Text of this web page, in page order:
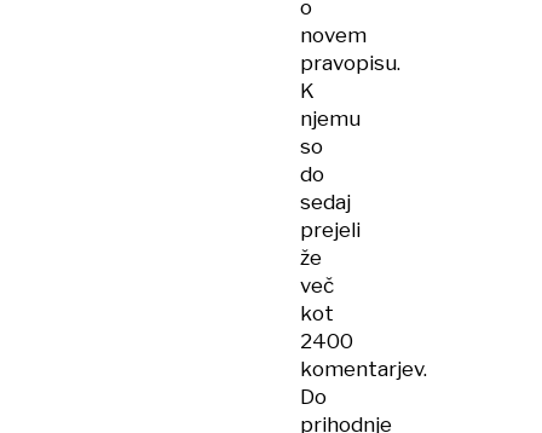
o
novem
pravopisu.
K
njemu
so
do
sedaj
prejeli
že
več
kot
2400
komentarjev.
Do
prihodnje